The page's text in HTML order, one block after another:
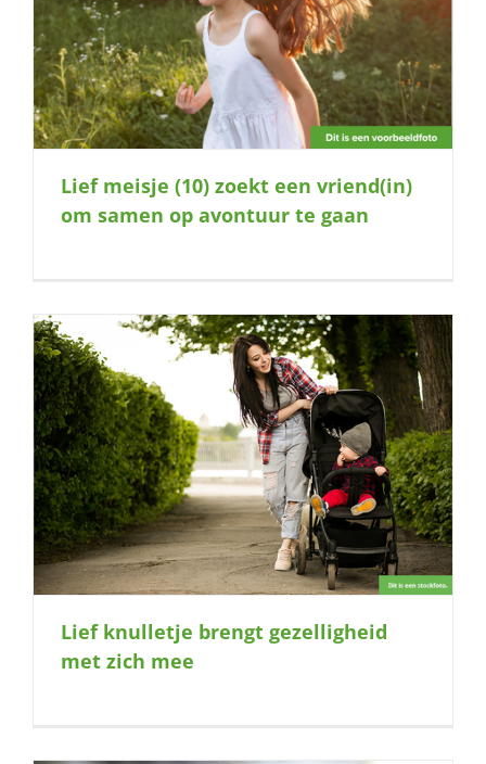
Lief meisje (10) zoekt een vriend(in)
om samen op avontuur te gaan
Lief knulletje brengt gezelligheid
met zich mee